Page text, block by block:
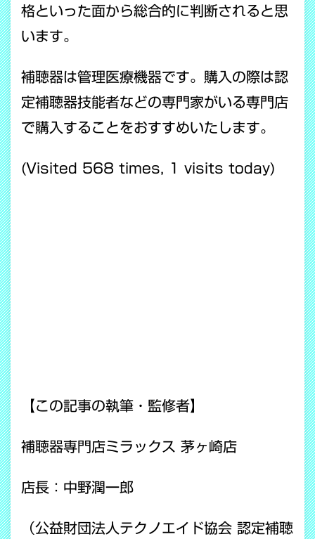
格といった面から総合的に判断されると思
います。
補聴器は管理医療機器です。購入の際は認
定補聴器技能者などの専門家がいる専門店
で購入することをおすすめいたします。
(Visited 568 times, 1 visits today)
【この記事の執筆・監修者】
補聴器専門店ミラックス 茅ヶ崎店
店長：中野潤一郎
（公益財団法人テクノエイド協会 認定補聴